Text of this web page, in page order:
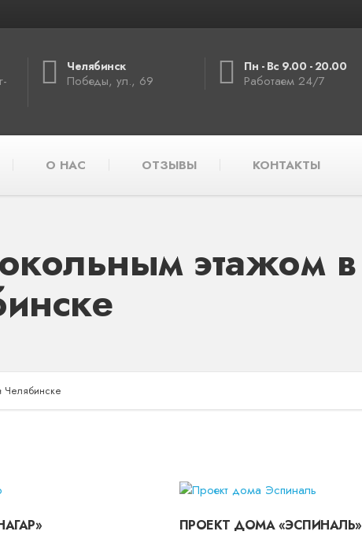
Челябинск
Победы, ул., 69
Пн - Вс 9.00 - 20.00
Работаем 24/7
О НАС ОТЗЫВЫ КОНТАКТЫ
этажом в
Челябинске
ПРОЕКТ ДОМА «ЭСПИНАЛЬ»